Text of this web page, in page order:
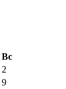
Вс
2
9